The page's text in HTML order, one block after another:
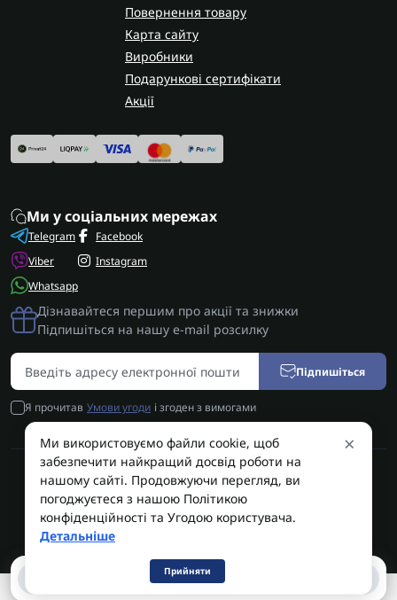
0
Повернення товару
Карта сайту
Виробники
Подарункові сертифікати
Акції
Ми у соціальних мережах
Telegram
Viber
Whatsapp
Facebook
Instagram
Дізнавайтеся першим про акції та знижки
Підпишіться на нашу e-mail розсилку
Підпишіться
Я прочитав Умови угоди і згоден з вимогами
AUTOSHIFT | Запчастини АКПП | Ремонт АКПП © 2026
×
Ми використовуємо файли cookie, щоб
забезпечити найкращий досвід роботи на
нашому сайті. Продовжуючи перегляд, ви
погоджуєтеся з нашою Політикою
конфіденційності та Угодою користувача.
Детальніше
Прийняти